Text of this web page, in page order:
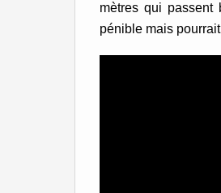
mètres qui passent
pénible mais